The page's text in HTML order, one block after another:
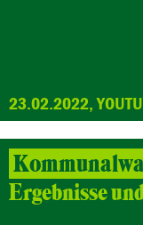
23.02.2022,
Ergebnisse